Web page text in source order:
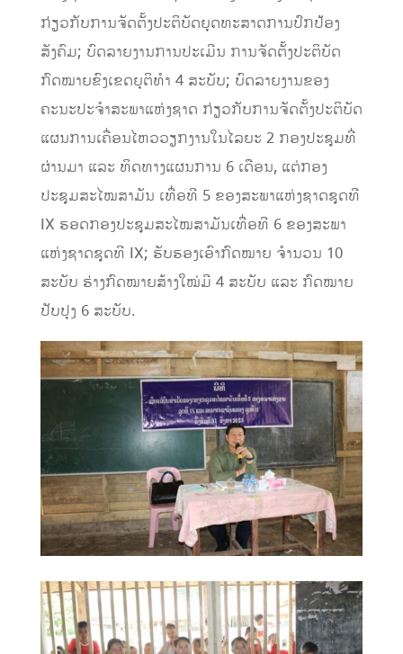
ກ່ຽວກັບການຈັດຕັ້ງປະຕິບັດຍຸດທະສາດການປົກປ້ອງ
ສັງຄົມ; ບົດລາຍງານການປະເມີນ ການຈັດຕັ້ງປະຕິບັດ
ກົດໝາຍຂົງເຂດຍຸຕິທໍາ 4 ສະບັບ; ບົດລາຍງານຂອງ
ຄະນະປະຈຳສະພາແຫ່ງຊາດ ກ່ຽວກັບການຈັດຕັ້ງປະຕິບັດ
ແຜນການເຄື່ອນໄຫວວຽກງານໃນໄລຍະ 2 ກອງປະຊຸມທີ່
ຜ່ານມາ ແລະ ທິດທາງແຜນການ 6 ເດືອນ, ແຕ່ກອງ
ປະຊຸມສະໄໝສາມັນ ເທື່ອທີ 5 ຂອງສະພາແຫ່ງຊາດຊຸດທີ
IX ຮອດກອງປະຊຸມສະໄໝສາມັນເທື່ອທີ 6 ຂອງສະພາ
ແຫ່ງຊາດຊຸດທີ IX; ຮັບຮອງເອົາກົດໝາຍ ຈໍານວນ 10
ສະບັບ ຮ່າງກົດໝາຍສ້າງໃໝ່ມີ 4 ສະບັບ ແລະ ກົດໝາຍ
ປັບປຸງ 6 ສະບັບ.